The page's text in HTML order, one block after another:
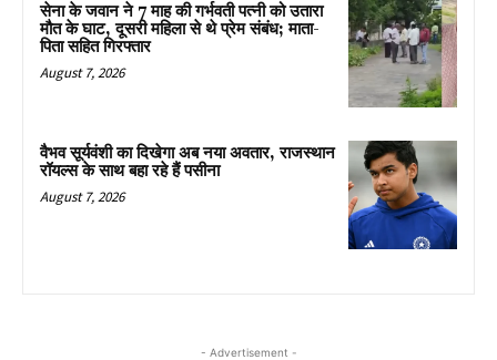
सेना के जवान ने 7 माह की गर्भवती पत्नी को उतारा
मौत के घाट, दूसरी महिला से थे प्रेम संबंध; माता-
पिता सहित गिरफ्तार
August 7, 2026
वैभव सूर्यवंशी का दिखेगा अब नया अवतार, राजस्थान
रॉयल्स के साथ बहा रहे हैं पसीना
August 7, 2026
- Advertisement -